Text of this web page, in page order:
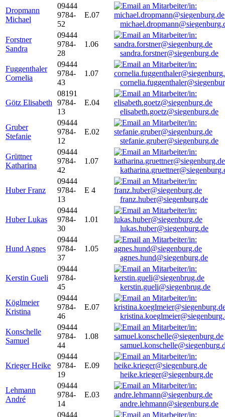
Dropmann
Michael
09444
9784-
52
E.07
Forstner
Sandra
09444
9784-
28
1.06
sandra.forstner@siegenburg.de
Fuggenthaler
Cornelia
09444
9784-
43
1.07
Götz Elisabeth
08191
9784-
13
E.04
elisabeth.goetz@siegenburg.de
Gruber
Stefanie
09444
9784-
12
E.02
stefanie.gruber@siegenburg.de
Grüttner
Katharina
09444
9784-
42
1.07
Huber Franz
09444
9784-
13
E 4
franz.huber@siegenburg.de
Huber Lukas
09444
9784-
30
1.01
lukas.huber@siegenburg.de
Hund Agnes
09444
9784-
37
1.05
agnes.hund@siegenburg.de
Kerstin Gueli
09444
9784-
45
kerstin.gueli@siegenbrug.de
Köglmeier
Kristina
09444
9784-
46
E.07
Konschelle
Samuel
09444
9784-
44
1.08
Krieger Heike
09444
9784-
19
E.09
heike.krieger@siegenburg.de
Lehmann
André
09444
9784-
14
E.03
andre.lehmann@siegenburg.de
09444